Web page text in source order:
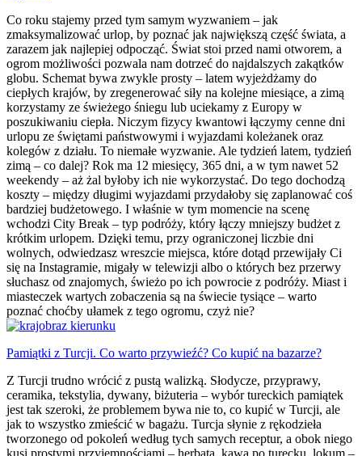
Co roku stajemy przed tym samym wyzwaniem – jak
zmaksymalizować urlop, by poznać jak największą część świata, a
zarazem jak najlepiej odpocząć. Świat stoi przed nami otworem, a
ogrom możliwości pozwala nam dotrzeć do najdalszych zakątków
globu. Schemat bywa zwykle prosty – latem wyjeżdżamy do
ciepłych krajów, by zregenerować siły na kolejne miesiące, a zimą
korzystamy ze świeżego śniegu lub uciekamy z Europy w
poszukiwaniu ciepła. Niczym fizycy kwantowi łączymy cenne dni
urlopu ze świętami państwowymi i wyjazdami koleżanek oraz
kolegów z działu. To niemałe wyzwanie. Ale tydzień latem, tydzień
zimą – co dalej? Rok ma 12 miesięcy, 365 dni, a w tym nawet 52
weekendy – aż żal byłoby ich nie wykorzystać. Do tego dochodzą
koszty – między długimi wyjazdami przydałoby się zaplanować coś
bardziej budżetowego. I właśnie w tym momencie na scenę
wchodzi City Break – typ podróży, który łączy mniejszy budżet z
krótkim urlopem. Dzięki temu, przy ograniczonej liczbie dni
wolnych, odwiedzasz wreszcie miejsca, które dotąd przewijały Ci
się na Instagramie, migały w telewizji albo o których bez przerwy
słuchasz od znajomych, świeżo po ich powrocie z podróży. Miast i
miasteczek wartych zobaczenia są na świecie tysiące – warto
poznać choćby ułamek z tego ogromu, czyż nie?
Pamiątki z Turcji. Co warto przywieźć? Co kupić na bazarze?
Z Turcji trudno wrócić z pustą walizką. Słodycze, przyprawy,
ceramika, tekstylia, dywany, biżuteria – wybór tureckich pamiątek
jest tak szeroki, że problemem bywa nie to, co kupić w Turcji, ale
jak to wszystko zmieścić w bagażu. Turcja słynie z rękodzieła
tworzonego od pokoleń według tych samych receptur, a obok niego
kusi prostymi przyjemnościami – herbatą, kawą po turecku, lokum –